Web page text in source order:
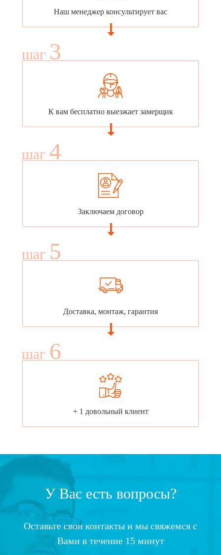
Наш менеджер консультирует вас
шаг 3
К вам бесплатно выезжает замерщик
шаг 4
Заключаем договор
шаг 5
Доставка, монтаж, гарантия
шаг 6
+ 1 довольный клиент
У Вас есть вопросы?
Оставьте свои контакты и мы свяжемся с
Вами в течение 15 минут